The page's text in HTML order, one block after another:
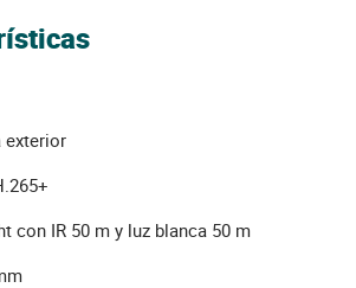
exterior
con IR 50 m y luz blanca 50 m